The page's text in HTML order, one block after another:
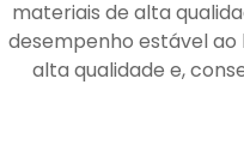
materiais de alta
desempenho estável ao
alta qualidade e,